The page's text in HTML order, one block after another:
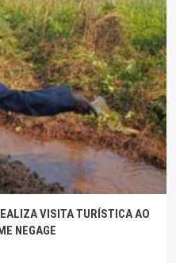
VISITA TURÍSTICA AO
NEGAGE